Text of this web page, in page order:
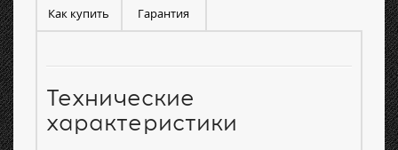
Как купить Гарантия
Технические
характеристики